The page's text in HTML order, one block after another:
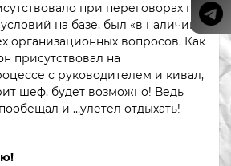
при переговорах по
на базе, был «в наличии»
организационных вопросов. Как
присутствовал на
с руководителем и кивал,
шеф, будет возможно! Ведь
и …улетел отдыхать!